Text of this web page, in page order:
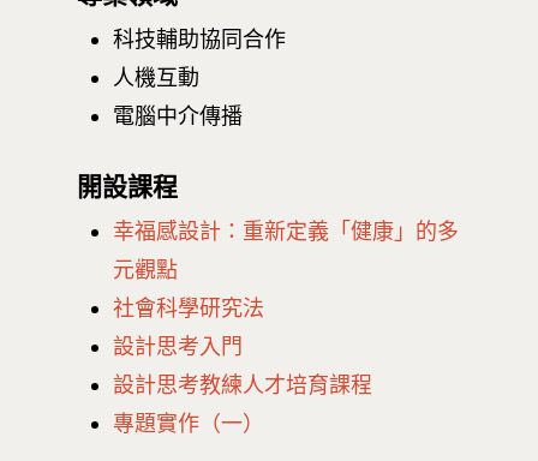
科技輔助協同合作
人機互動
電腦中介傳播
開設課程
幸福感設計：重新定義「健康」的多
元觀點
社會科學研究法
設計思考入門
設計思考教練人才培育課程
專題實作（一）